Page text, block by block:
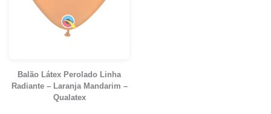
Balão Látex Perolado Linha
Radiante – Laranja Mandarim –
Qualatex